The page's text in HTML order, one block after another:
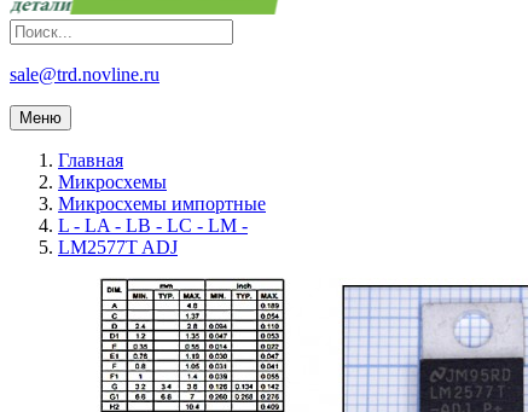
sale@trd.novline.ru
Меню
Главная
Микросхемы
Микросхемы импортные
L - LA - LB - LC - LM -
LM2577T ADJ